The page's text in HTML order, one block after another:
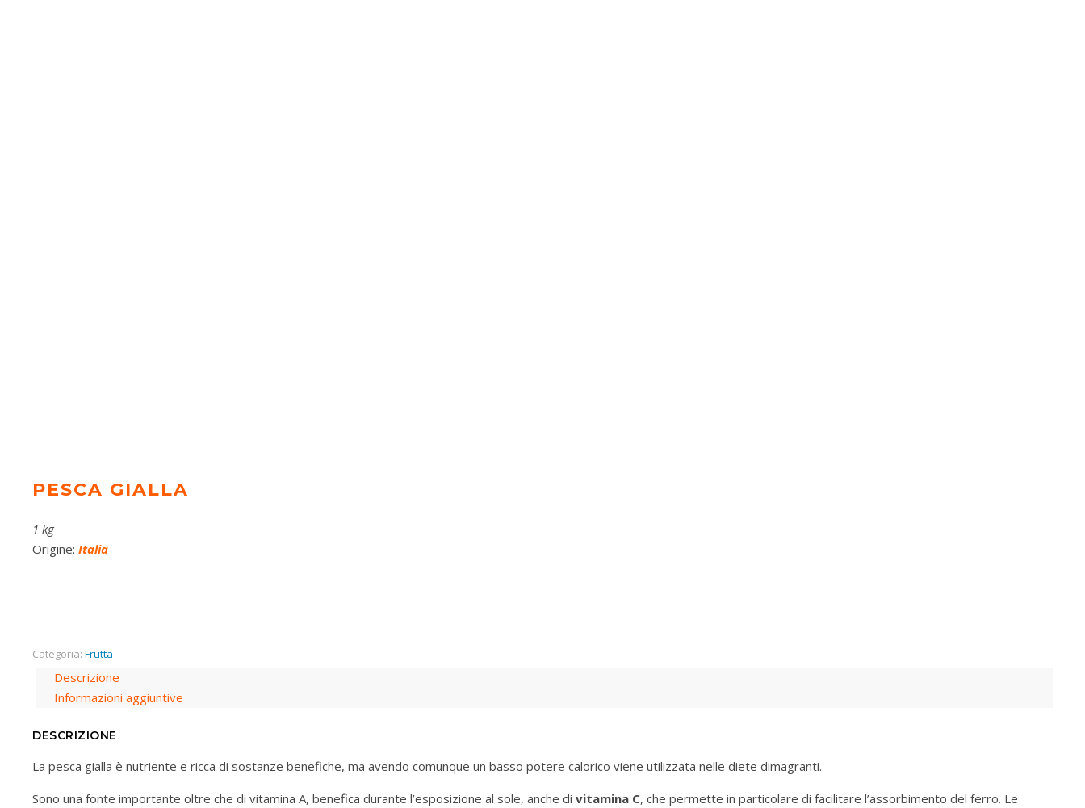
PESCA GIALLA
1 kg
Origine: Italia
Categoria: Frutta
Descrizione
Informazioni aggiuntive
DESCRIZIONE
La pesca gialla è nutriente e ricca di sostanze benefiche, ma avendo comunque un basso potere calorico viene utilizzata nelle diete dimagranti.
Sono una fonte importante oltre che di vitamina A, benefica durante l’esposizione al sole, anche di vitamina C, che permette in particolare di facilitare l’assorbimento del ferro. Le